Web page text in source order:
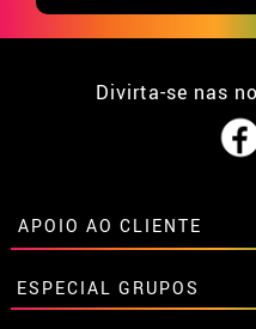
Divirta-se nas
APOIO AO CLIENTE
• Sobre nós
• Condições de venda
ESPECIAL GRUPOS